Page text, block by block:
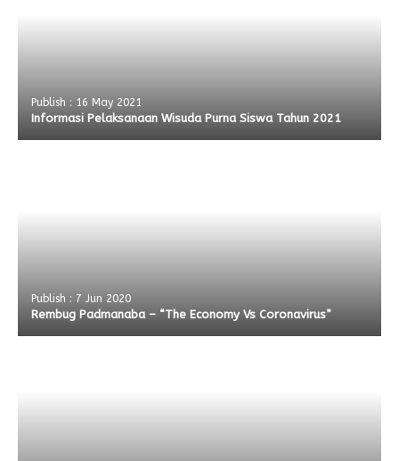
Publish : 16 May 2021
Informasi Pelaksanaan Wisuda Purna Siswa Tahun 2021
Publish : 7 Jun 2020
Rembug Padmanaba – “The Economy Vs Coronavirus”